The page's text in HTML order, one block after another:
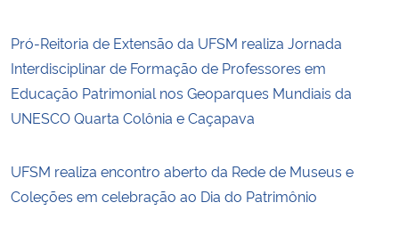
Pró-Reitoria de Extensão da UFSM realiza Jornada
Interdisciplinar de Formação de Professores em
Educação Patrimonial nos Geoparques Mundiais da
UNESCO Quarta Colônia e Caçapava
UFSM realiza encontro aberto da Rede de Museus e
Coleções em celebração ao Dia do Patrimônio